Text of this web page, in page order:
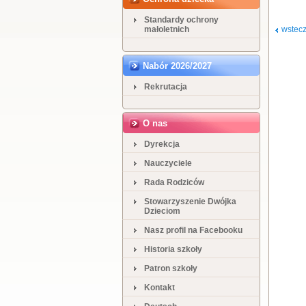
Standardy ochrony
małoletnich
Nabór 2026/2027
Rekrutacja
O nas
Dyrekcja
Nauczyciele
Rada Rodziców
Stowarzyszenie Dwójka
Dzieciom
Nasz profil na Facebooku
Historia szkoły
Patron szkoły
Kontakt
wstecz